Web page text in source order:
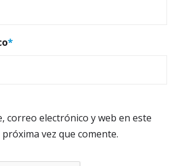
*
correo electrónico y web en este
vez que comente.